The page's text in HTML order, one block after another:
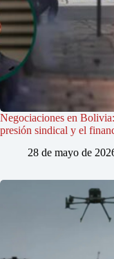
Negociaciones en
presión sindical y el
28 de mayo de